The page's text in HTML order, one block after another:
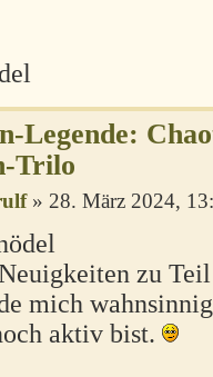
Legende:
Trilo
» 28. März 2024,
zu
mich
aktiv bist.